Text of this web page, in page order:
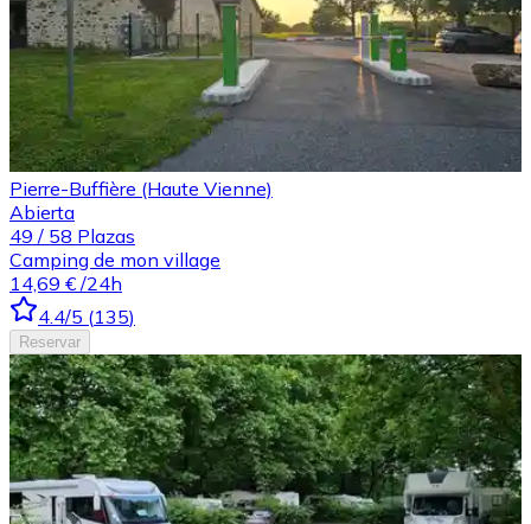
Pierre-Buffière (Haute Vienne)
Abierta
49 / 58 Plazas
Camping de mon village
14,69 € /24h
4.4/5 (135)
Reservar